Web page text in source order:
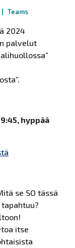
Teams
2024
palvelut
hyppää
se SO tässä
itse